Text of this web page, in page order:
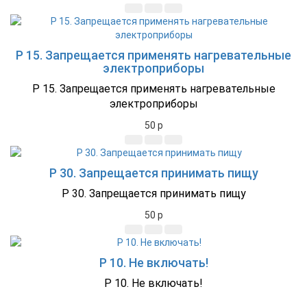
P 15. Запрещается применять нагревательные
электроприборы
P 15. Запрещается применять нагревательные
электроприборы
50 p
P 30. Запрещается принимать пищу
P 30. Запрещается принимать пищу
50 p
P 10. Не включать!
P 10. Не включать!